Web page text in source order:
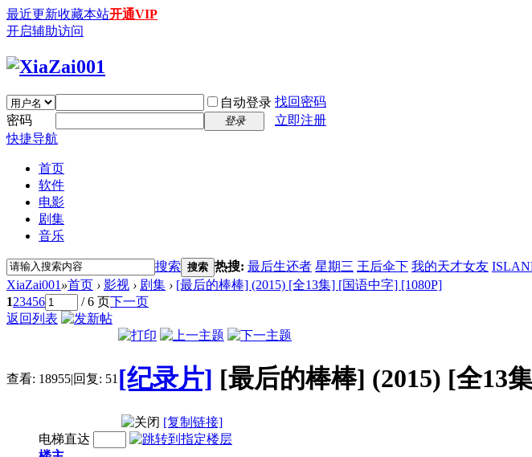
最近更新收藏本站开通VIP
开启辅助访问
自动登录 找回密码
密码
登录
立即注册
快捷导航
首页
软件
电影
剧集
音乐
搜索 搜索 热搜: 最后生还者 星期三 王后伞下 我的天才女友
XiaZai001 »首页 › 影视 › 剧集 › [最后的棒棒] (2015) [全13集] [国语中字] [1080P]
123456 / 6 页下一页
返回列表
查看: 18955|回复: 51 [纪录片] [最后的棒棒] (2015) [全13
[复制链接]
电梯直达